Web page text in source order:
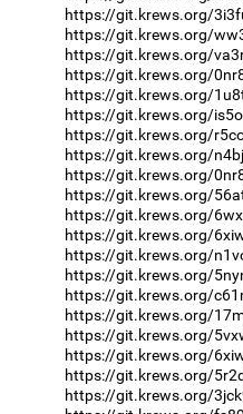
https://git.krews.org/
https://git.krews.org/
https://git.krews.org/
https://git.krews.org/
https://git.krews.org/
https://git.krews.org/
https://git.krews.org/
https://git.krews.org/
https://git.krews.org/
https://git.krews.org/
https://git.krews.org/
https://git.krews.org/
https://git.krews.org/
https://git.krews.org/
https://git.krews.org/
https://git.krews.org/
https://git.krews.org/
https://git.krews.org/
https://git.krews.org/
https://git.krews.org/